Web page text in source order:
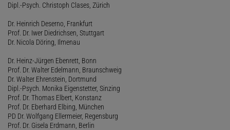
Dipl.-Psych. Christoph Clases, Zürich
Dr. Heinrich Deserno, Frankfurt
Prof. Dr. Iwer Diedrichsen, Stuttgart
Dr. Nicola Döring, Ilmenau
Dr. Heinz-Jürgen Ebenrett, Bonn
Prof. Dr. Walter Edelmann, Braunschweig
Dr. Walter Ehrenstein, Dortmund
Dipl.-Psych. Monika Eigenstetter, Sinzing
Prof. Dr. Thomas Elbert, Konstanz
Prof. Dr. Eberhard Elbing, München
PD Dr. Wolfgang Ellermeier, Regensburg
Prof. Dr. Gisela Erdmann, Berlin